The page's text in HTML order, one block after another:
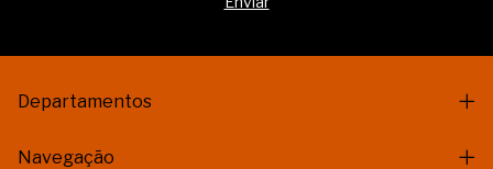
Departamentos
Navegação